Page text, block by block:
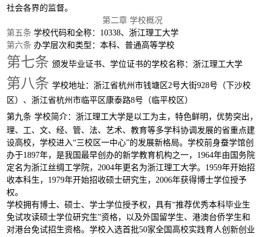
社会各界的监督。
第二章 学校概况
第五条 学校代码和全称： 10338、浙江理工大学
第六条 办学层次和类型：本科、普通高等学校
第七条 颁发毕业证书、学位证书的学校名称：浙江理工大学
第八条 学校地址：浙江省杭州市钱塘区2号大街928号（下沙校
区）、浙江省杭州市临平区康泰路8号（临平校区）
第九条 学校简介：浙江理工大学是以工为主，特色鲜明，优势突出，
理、工、文、经、管、法、艺术、教育等多学科协调发展的省重点建
设高校，学校进入“三校区一中心”的发展新格局。学校前身蚕学馆创
办于1897年，是我国最早创办的新学教育机构之一，1964年由国务院
定名为浙江丝绸工学院，2004年更名为浙江理工大学。1959年开始招
收本科生，1979年开始招收硕士研究生，2006年获得博士学位授予
权。
学校拥有博士、硕士、学士学位授予权，具有“推荐优秀本科毕业生
免试攻读硕士学位研究生”资格，以及外国留学生、港澳台侨学生和
对港台免试招生资格。学校入选首批50家全国高校实践育人创新创业